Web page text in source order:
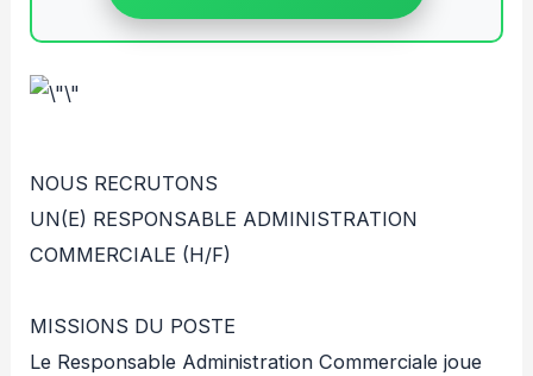
NOUS RECRUTONS
UN(E) RESPONSABLE ADMINISTRATION
COMMERCIALE (H/F)
MISSIONS DU POSTE
Le Responsable Administration Commerciale joue